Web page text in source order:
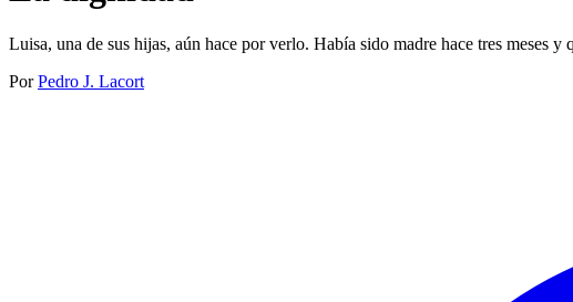
Luisa, una de sus hijas, aún hace por verlo. Había sido madre hace tres meses
Por Pedro J. Lacort